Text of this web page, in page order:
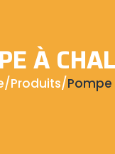
À
/Produits/